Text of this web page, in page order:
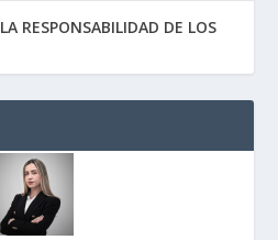
RESPONSABILIDAD DE LOS